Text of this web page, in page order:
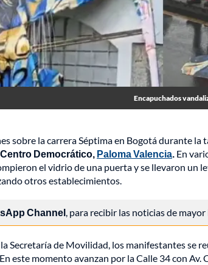
Encapuchados
sobre la carrera Séptima en Bogotá durante la
Democrático, Paloma Valencia. En
el vidrio de una puerta y se llevaron un
otros establecimientos.
Channel, para recibir las noticias de
Secretaría de Movilidad, los manifestantes se
este momento avanzan por la Calle 34 con